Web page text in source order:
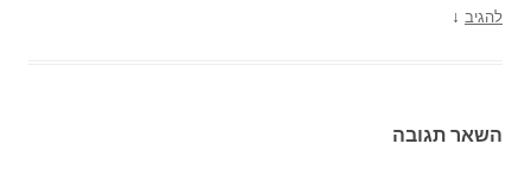
להגיב ↓
השאר תגובה